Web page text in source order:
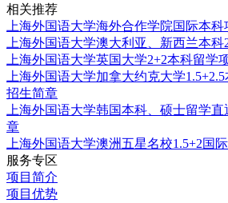
相关推荐
上海外国语大学海外合作学院国际本科
上海外国语大学澳大利亚、新西兰本科
上海外国语大学英国大学2+2本科留学
上海外国语大学加拿大约克大学
招生简章
上海外国语大学韩国本科、硕士留学
章
上海外国语大学澳洲五星名校1.5+2国
服务专区
项目简介
项目优势